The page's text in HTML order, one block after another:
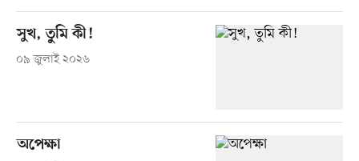
সুখ, তুমি কী!
০৯ জুলাই ২০২৬
অপেক্ষা